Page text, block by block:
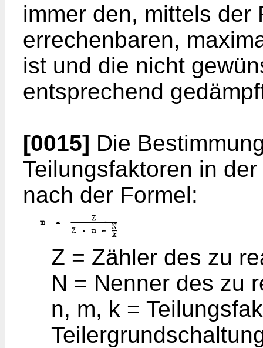
immer den, mittels der
errechenbaren,
ist und die nicht
entsprechend
[0015] Die
Teilungsfaktoren in
nach der Formel:
Z = Zähler des zu
N = Nenner des zu
n, m, k =